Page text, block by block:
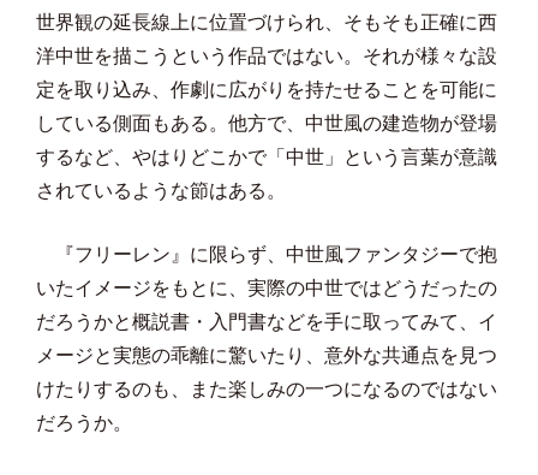
世界観の延長線上に位置づけられ、そもそも正確に西
洋中世を描こうという作品ではない。それが様々な設
定を取り込み、作劇に広がりを持たせることを可能に
している側面もある。他方で、中世風の建造物が登場
するなど、やはりどこかで「中世」という言葉が意識
されているような節はある。
『フリーレン』に限らず、中世風ファンタジーで抱
いたイメージをもとに、実際の中世ではどうだったの
だろうかと概説書・入門書などを手に取ってみて、イ
メージと実態の乖離に驚いたり、意外な共通点を見つ
けたりするのも、また楽しみの一つになるのではない
だろうか。